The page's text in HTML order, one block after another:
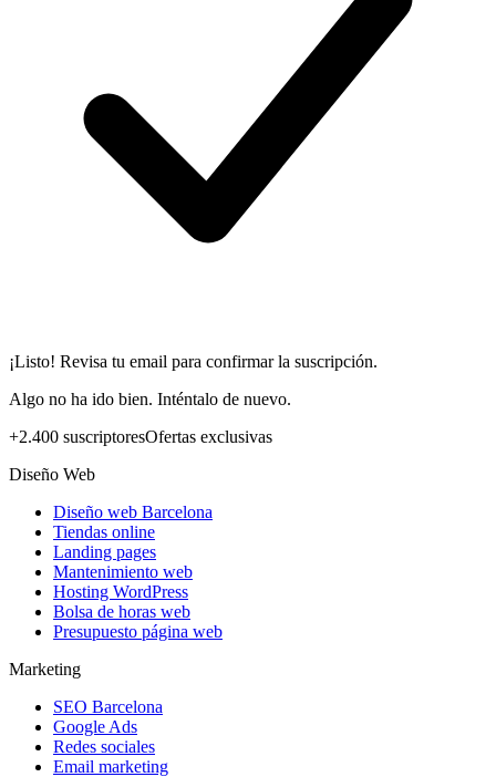
¡Listo! Revisa tu email para confirmar la suscripción.
Algo no ha ido bien. Inténtalo de nuevo.
+2.400 suscriptoresOfertas exclusivas
Diseño Web
Diseño web Barcelona
Tiendas online
Landing pages
Mantenimiento web
Hosting WordPress
Bolsa de horas web
Presupuesto página web
Marketing
SEO Barcelona
Google Ads
Redes sociales
Email marketing